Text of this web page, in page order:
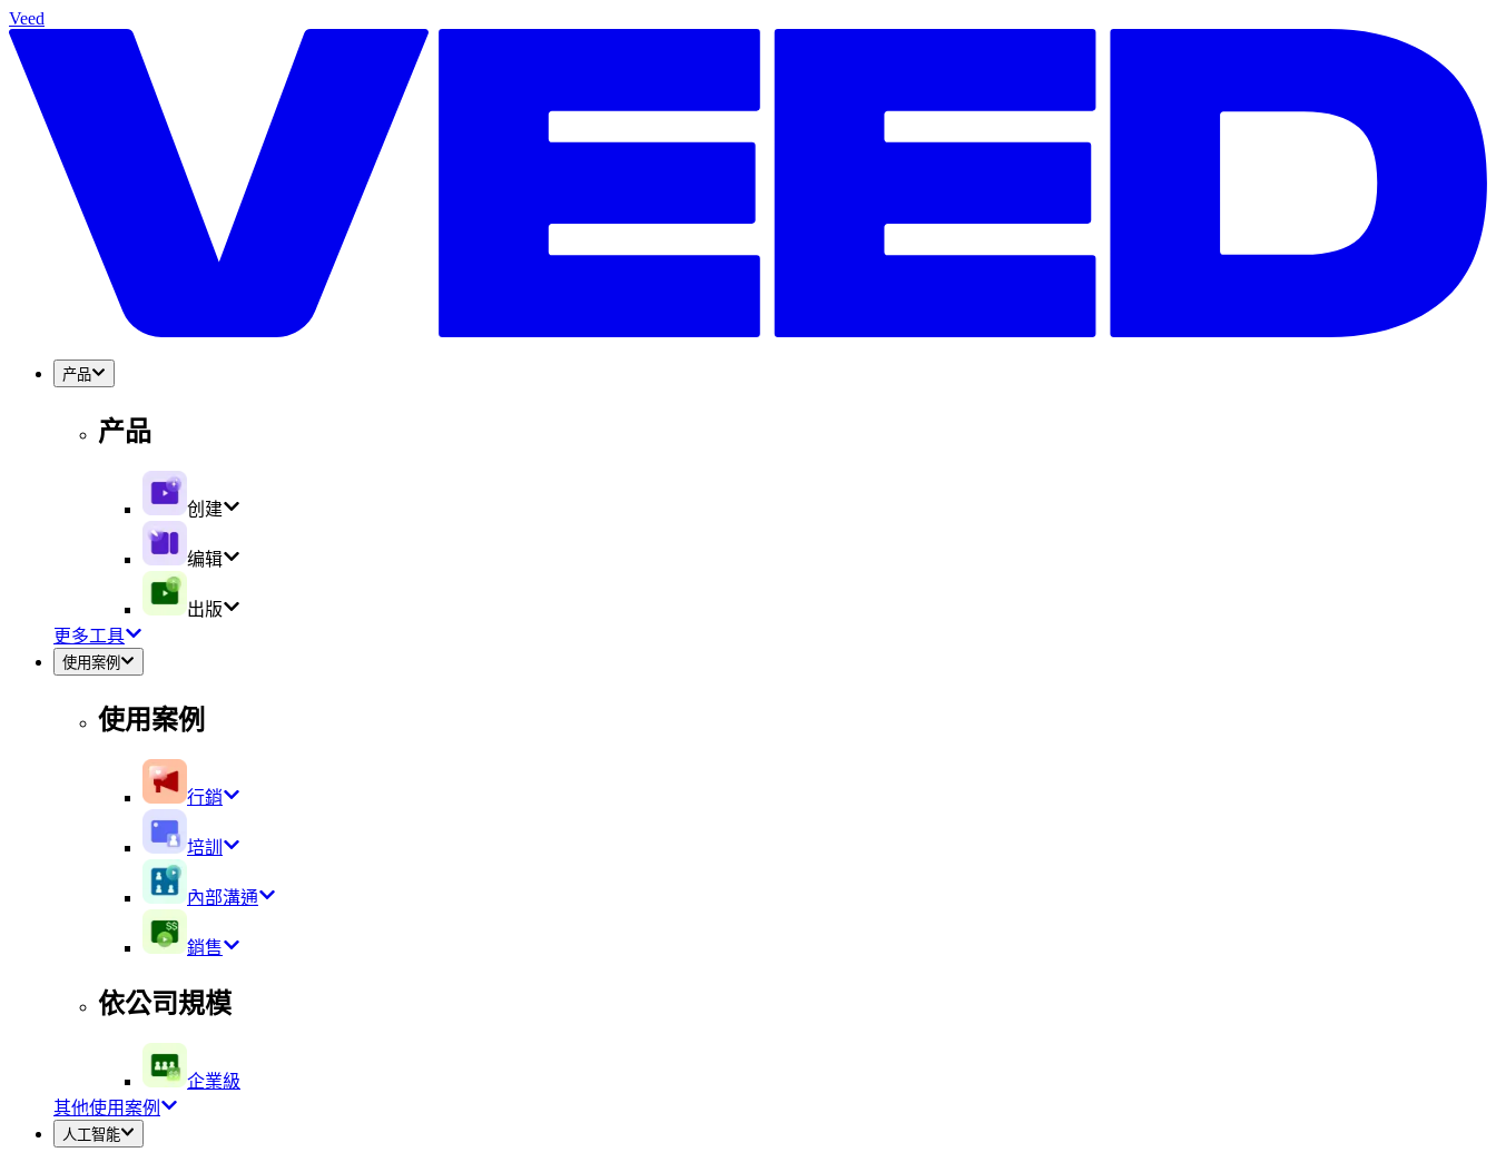
Veed
产品
产品
创建
编辑
出版
更多工具
使用案例
使用案例
行銷
培訓
內部溝通
銷售
依公司規模
企業級
其他使用案例
人工智能